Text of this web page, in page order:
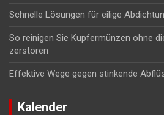
Schnelle Lösungen für eilige
So reinigen Sie Kupfermünzen ohne
zerstören
Effektive Wege gegen stinkende
Kalender